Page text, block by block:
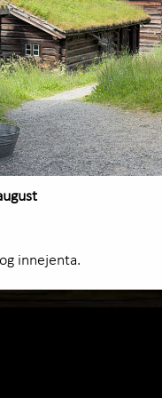
innejenta.